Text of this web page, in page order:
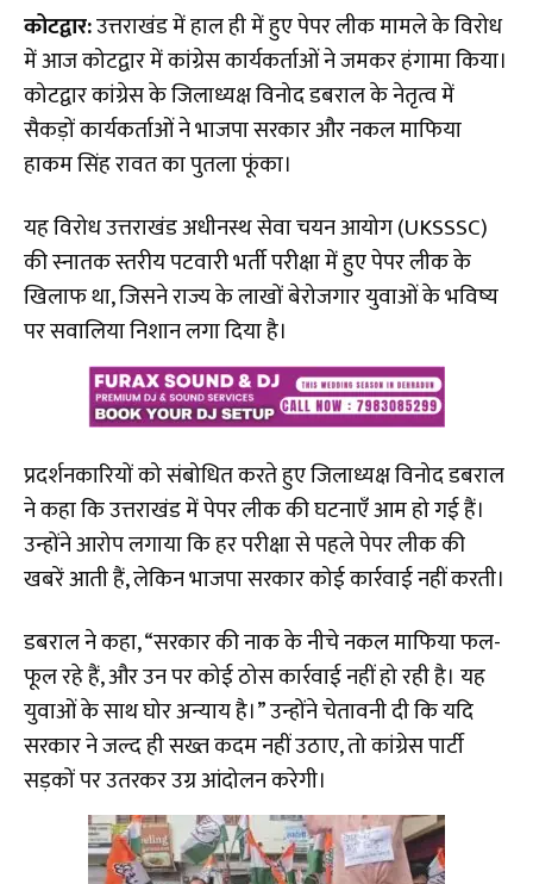
कोटद्वार:उत्तराखंड में हाल ही में हुए पेपर लीक मामले के विरोध
में आज कोटद्वार में कांग्रेस कार्यकर्ताओं ने जमकर हंगामा किया।
कोटद्वार कांग्रेस के जिलाध्यक्ष विनोद डबराल के नेतृत्व में
सैकड़ों कार्यकर्ताओं ने भाजपा सरकार और नकल माफिया
हाकम सिंह रावत का पुतला फूंका।
यह विरोध उत्तराखंड अधीनस्थ सेवा चयन आयोग (UKSSSC)
की स्नातक स्तरीय पटवारी भर्ती परीक्षा में हुए पेपर लीक के
खिलाफ था, जिसने राज्य के लाखों बेरोजगार युवाओं के भविष्य
पर सवालिया निशान लगा दिया है।
प्रदर्शनकारियों को संबोधित करते हुए जिलाध्यक्ष विनोद डबराल
ने कहा कि उत्तराखंड में पेपर लीक की घटनाएँ आम हो गई हैं।
उन्होंने आरोप लगाया कि हर परीक्षा से पहले पेपर लीक की
खबरें आती हैं, लेकिन भाजपा सरकार कोई कार्रवाई नहीं करती।
डबराल ने कहा, “सरकार की नाक के नीचे नकल माफिया फल-
फूल रहे हैं, और उन पर कोई ठोस कार्रवाई नहीं हो रही है। यह
युवाओं के साथ घोर अन्याय है।” उन्होंने चेतावनी दी कि यदि
सरकार ने जल्द ही सख्त कदम नहीं उठाए, तो कांग्रेस पार्टी
सड़कों पर उतरकर उग्र आंदोलन करेगी।